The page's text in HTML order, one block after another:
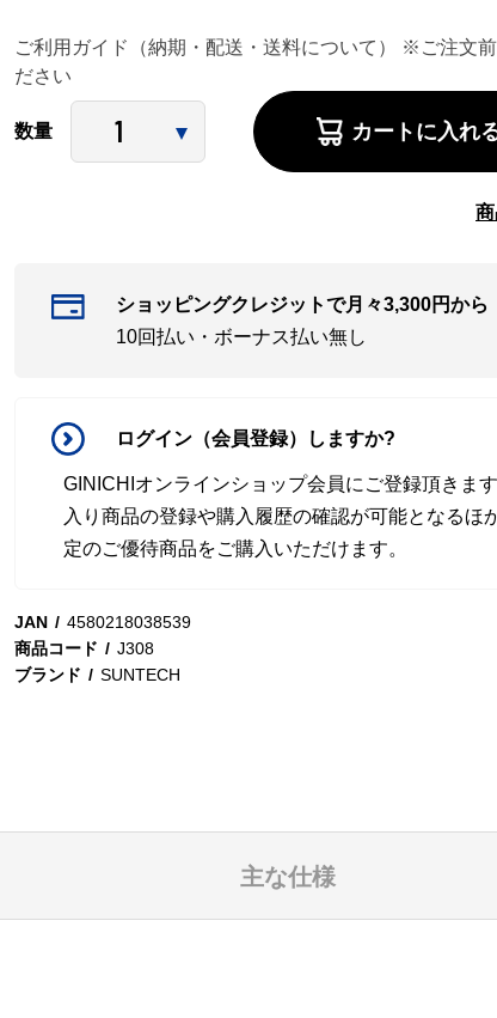
ご利用ガイド（納期・配送・送料について） ※ご注文前
ださい
数量 カートに入れ
ショッピングクレジットで月々3,300円から
10回払い・ボーナス払い無し
ログイン（会員登録）しますか?
GINICHIオンラインショップ会員にご登録頂きま
入り商品の登録や購入履歴の確認が可能となるほ
定のご優待商品をご購入いただけます。
JAN
4580218038539
商品コード
J308
ブランド
SUNTECH
主な仕様